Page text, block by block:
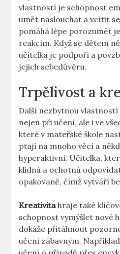
vlastností je schopnost
umět naslouchat ‍a vcítit
pomáhá lépe ​porozumět
reakcím. Když se dětem
učitelka​ je podpoří a
jejich sebedůvěru.
Trpělivost a
Další nezbytnou
⁣nejen při učení,‍ ale i⁤ ve
které v mateřské škole
ptají na ⁤mnoho věcí a
hyperaktivní. Učitelka,
klidná a ochotná
⁢opakovaně, čímž vytváří
Kreativitahraje také
schopnost vymýšlet nové‌
dokáže přitáhnout
učení zábavným.